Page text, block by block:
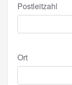
Postleitzahl
Ort